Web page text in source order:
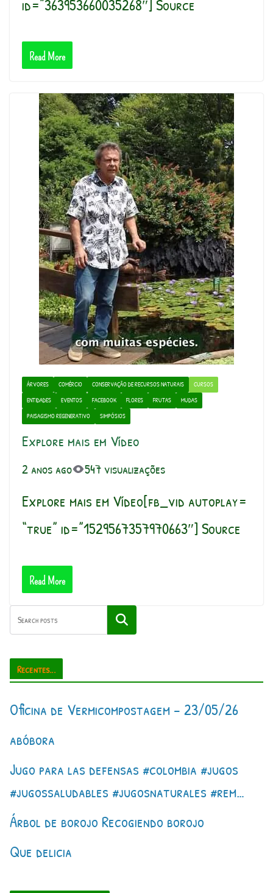
id=”363953660035268″] Source
Read More
ÁRVORES COMÉRCIO CONSERVAÇÃO DE RECURSOS NATURAIS
CURSOS
ENTIDADES
EVENTOS FACEBOOK FLORES FRUTAS
MUDAS
PAISAGISMO REGENERATIVO
SIMPÓSIOS
Explore mais em Vídeo
2 anos ago 547 visualizações
Explore mais em Vídeo[fb_vid autoplay=
“true” id=”1529567357970663″] Source
Read More
Pesquisar
Recentes...
Oficina de Vermicompostagem – 23/05/26
abóbora
Jugo para las defensas #colombia #jugos
#jugossaludables #jugosnaturales #rem…
Árbol de borojo Recogiendo borojo
Que delicia